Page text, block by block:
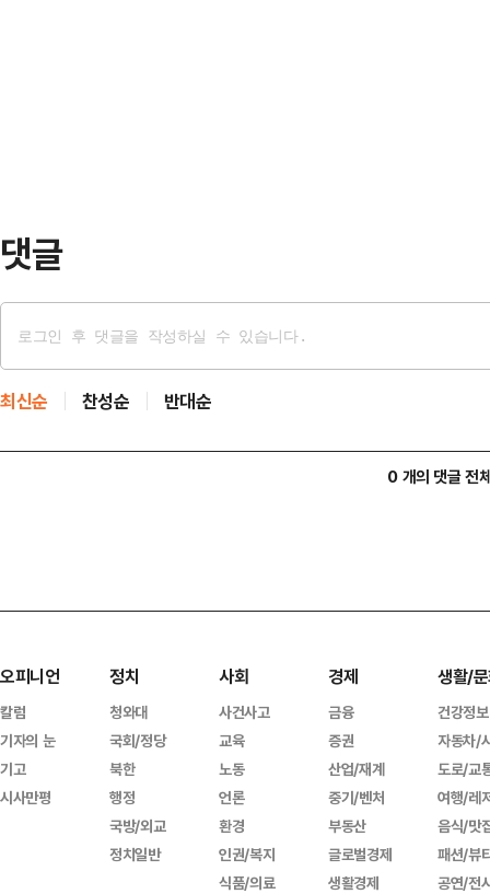
댓글
최신순 찬성순 반대순
0 개의 댓글 전
오피니언
칼럼
기자의 눈
기고
시사만평
정치
청와대
국회/정당
북한
행정
국방/외교
정치일반
사회
사건사고
교육
노동
언론
환경
인권/복지
식품/의료
경제
금융
증권
산업/재계
중기/벤처
부동산
글로벌경제
생활경제
생활/
건강정보
자동차/
도로/교
여행/레
음식/맛
패션/뷰
공연/전